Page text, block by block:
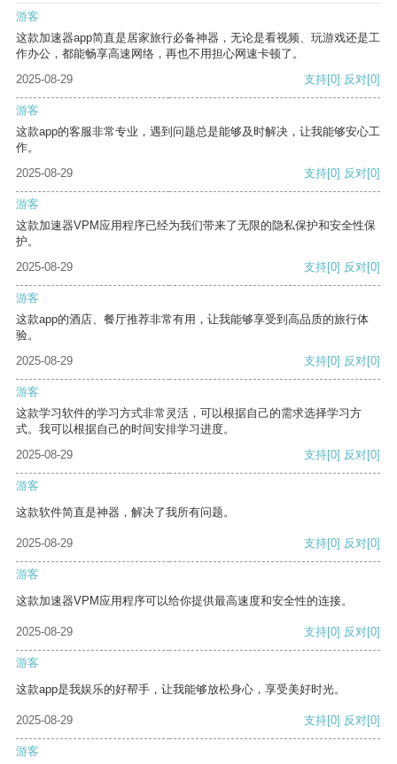
游客
这款加速器app简直是居家旅行必备神器，无论是看视频、玩游戏还是工
作办公，都能畅享高速网络，再也不用担心网速卡顿了。
2025-08-29
支持[0] 反对[0]
游客
这款app的客服非常专业，遇到问题总是能够及时解决，让我能够安心工
作。
2025-08-29
支持[0] 反对[0]
游客
这款加速器VPM应用程序已经为我们带来了无限的隐私保护和安全性保
护。
2025-08-29
支持[0] 反对[0]
游客
这款app的酒店、餐厅推荐非常有用，让我能够享受到高品质的旅行体
验。
2025-08-29
支持[0] 反对[0]
游客
这款学习软件的学习方式非常灵活，可以根据自己的需求选择学习方
式。我可以根据自己的时间安排学习进度。
2025-08-29
支持[0] 反对[0]
游客
这款软件简直是神器，解决了我所有问题。
2025-08-29 支持[0] 反对[0]
游客
这款加速器VPM应用程序可以给你提供最高速度和安全性的连接。
2025-08-29 支持[0] 反对[0]
游客
这款app是我娱乐的好帮手，让我能够放松身心，享受美好时光。
2025-08-29 支持[0] 反对[0]
游客